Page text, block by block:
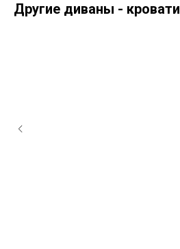
Другие диваны - кровати